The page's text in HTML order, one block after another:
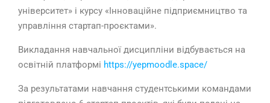
університет» і курсу «Інноваційне підприємництво та
управління стартап-проєктами».
Викладання навчальної дисципліни відбувається на
освітній платформі https://yepmoodle.space/
За результатами навчання студентськими командами